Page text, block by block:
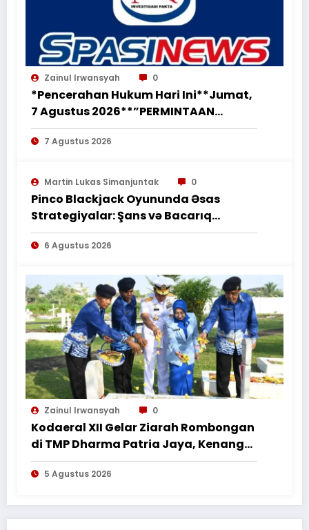
Zainul Irwansyah 0
*Pencerahan Hukum Hari Ini**Jumat,
7 Agustus 2026**”PERMINTAAN
PERUBAHAN PEKERJAAN SECARA LISAN
TIDAK MENGHAPUS KEWAJIBAN
PEKERJAAN SESUAI PERJANJIAN
TERTULIS”*
7 Agustus 2026
Martin Lukas Simanjuntak 0
Pinco Blackjack Oyununda Əsas
Strategiyalar: Şans və Bacarıq
Balansı – BetAz Oyununa İcmal
6 Agustus 2026
Zainul Irwansyah 0
Kodaeral XII Gelar Ziarah Rombongan
di TMP Dharma Patria Jaya, Kenang
Jasa Pahlawan dalam Peringatan
HUT ke-1
5 Agustus 2026